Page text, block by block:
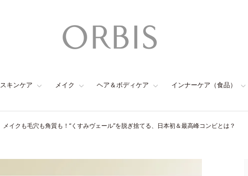
スキンケア メイク ヘア＆ボディケア インナーケア（食品）
メイクも毛穴も角質も！“くすみヴェール”を脱ぎ捨てる、日本初＆最高峰コンビとは？